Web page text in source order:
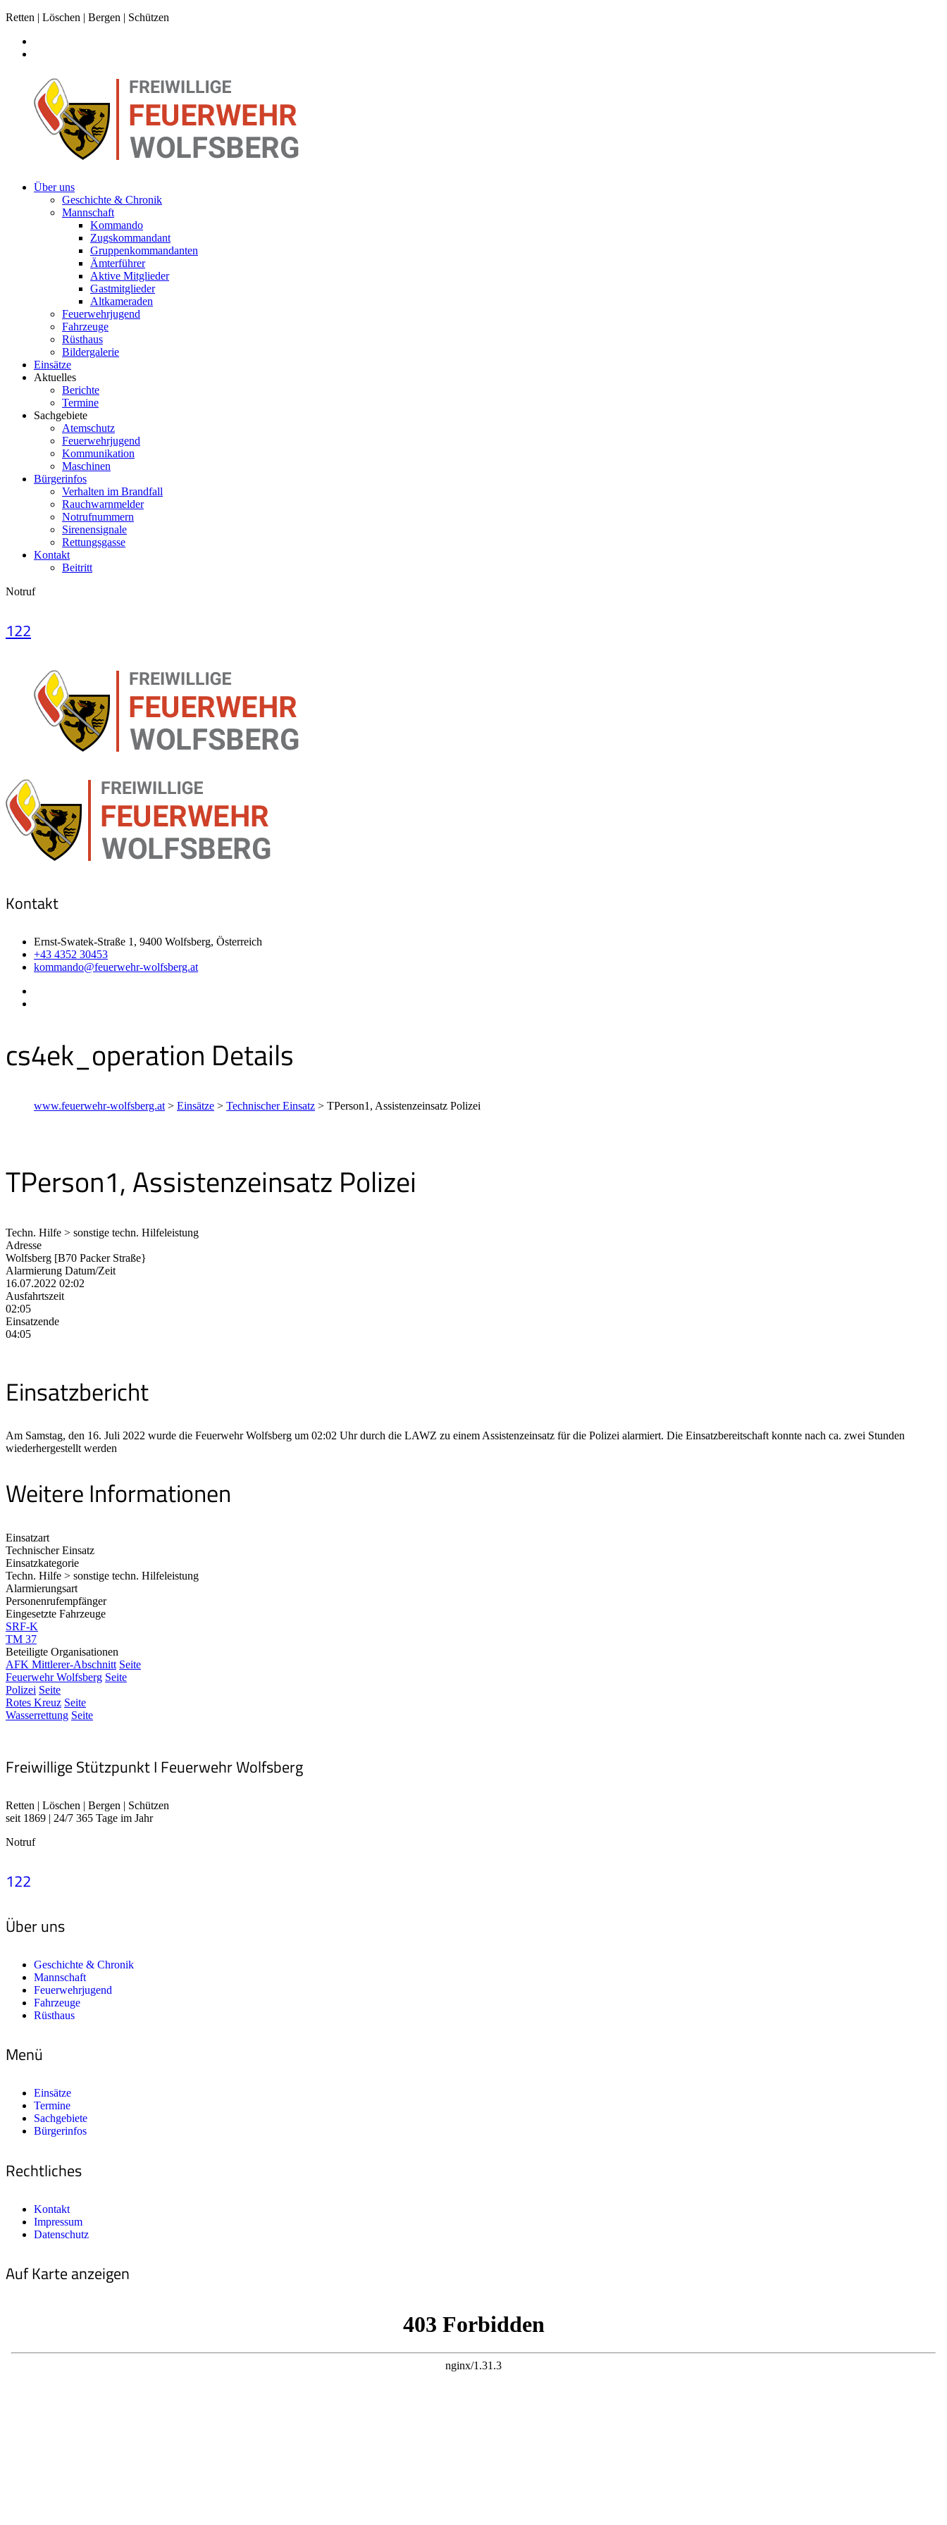
Retten | Löschen | Bergen | Schützen
Über uns
Geschichte & Chronik
Mannschaft
Kommando
Zugskommandant
Gruppenkommandanten
Ämterführer
Aktive Mitglieder
Gastmitglieder
Altkameraden
Feuerwehrjugend
Fahrzeuge
Rüsthaus
Bildergalerie
Einsätze
Aktuelles
Berichte
Termine
Sachgebiete
Atemschutz
Feuerwehrjugend
Kommunikation
Maschinen
Bürgerinfos
Verhalten im Brandfall
Rauchwarnmelder
Notrufnummern
Sirenensignale
Rettungsgasse
Kontakt
Beitritt
Notruf
122
Kontakt
Ernst-Swatek-Straße 1, 9400 Wolfsberg, Österreich
+43 4352 30453
kommando@feuerwehr-wolfsberg.at
cs4ek_operation Details
www.feuerwehr-wolfsberg.at > Einsätze > Technischer Einsatz > TPerson1, Assistenzeinsatz Polizei
TPerson1, Assistenzeinsatz Polizei
Techn. Hilfe > sonstige techn. Hilfeleistung
Adresse
Wolfsberg [B70 Packer Straße}
Alarmierung Datum/Zeit
16.07.2022 02:02
Ausfahrtszeit
02:05
Einsatzende
04:05
Einsatzbericht
Am Samstag, den 16. Juli 2022 wurde die Feuerwehr Wolfsberg um 02:02 Uhr durch die LAWZ zu einem Assistenzeinsatz für die Polizei alarmiert. Die Einsatzbereitschaft konnte nach ca. zwei Stunden
wiederhergestellt werden
Weitere Informationen
Einsatzart
Technischer Einsatz
Einsatzkategorie
Techn. Hilfe > sonstige techn. Hilfeleistung
Alarmierungsart
Personenrufempfänger
Eingesetzte Fahrzeuge
SRF-K
TM 37
Beteiligte Organisationen
AFK Mittlerer-Abschnitt Seite
Feuerwehr Wolfsberg Seite
Polizei Seite
Rotes Kreuz Seite
Wasserrettung Seite
Freiwillige Stützpunkt I Feuerwehr Wolfsberg
Retten | Löschen | Bergen | Schützen
seit 1869 | 24/7 365 Tage im Jahr
Notruf
122
Über uns
Geschichte & Chronik
Mannschaft
Feuerwehrjugend
Fahrzeuge
Rüsthaus
Menü
Einsätze
Termine
Sachgebiete
Bürgerinfos
Rechtliches
Kontakt
Impressum
Datenschutz
Auf Karte anzeigen